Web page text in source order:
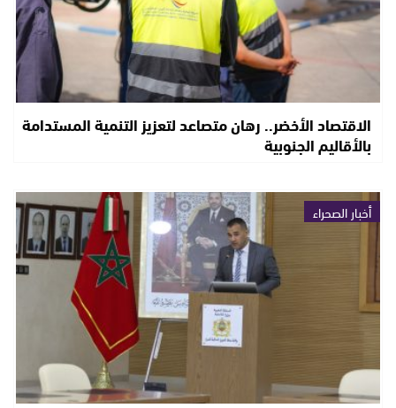
الاقتصاد الأخضر.. رهان متصاعد لتعزيز التنمية المستدامة
بالأقاليم الجنوبية
أخبار الصحراء